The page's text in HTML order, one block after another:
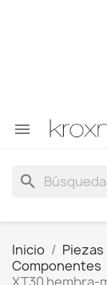

search
Inicio Piezas
Componentes